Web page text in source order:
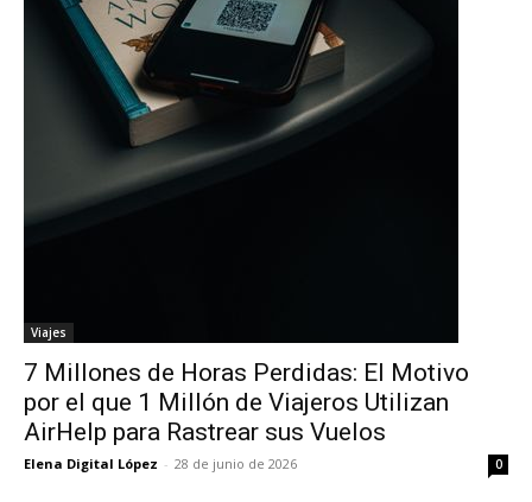
Viajes
7 Millones de Horas Perdidas: El Motivo
por el que 1 Millón de Viajeros Utilizan
AirHelp para Rastrear sus Vuelos
Elena Digital López - 28 de junio de 2026 0